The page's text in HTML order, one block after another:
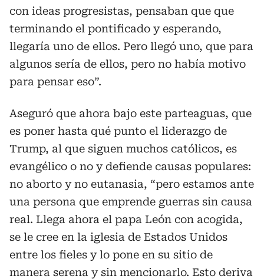
con ideas progresistas, pensaban que que
terminando el pontificado y esperando,
llegaría uno de ellos. Pero llegó uno, que para
algunos sería de ellos, pero no había motivo
para pensar eso”.
Aseguró que ahora bajo este parteaguas, que
es poner hasta qué punto el liderazgo de
Trump, al que siguen muchos católicos, es
evangélico o no y defiende causas populares:
no aborto y no eutanasia, “pero estamos ante
una persona que emprende guerras sin causa
real. Llega ahora el papa León con acogida,
se le cree en la iglesia de Estados Unidos
entre los fieles y lo pone en su sitio de
manera serena y sin mencionarlo. Esto deriva